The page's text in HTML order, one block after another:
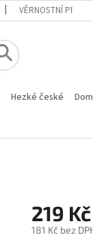
VĚRNOSTNÍ
Hezké české
219 Kč
181 Kč bez